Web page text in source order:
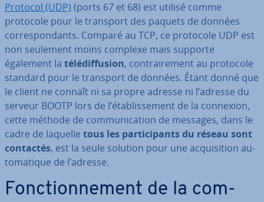
Protocol (UDP) (ports 67 et 68) est utilisé comme
protocole pour le transport des paquets de données
cor­res­pon­dants. Comparé au TCP, ce protocole UDP est
non seulement moins complexe mais supporte
également la té­lé­dif­fu­sion, con­trai­re­ment au protocole
standard pour le transport de données. Étant donné que
le client ne connaît ni sa propre adresse ni l’adresse du
serveur BOOTP lors de l’éta­blis­se­ment de la connexion,
cette méthode de com­mu­ni­ca­tion de messages, dans le
cadre de laquelle tous les par­ti­ci­pants du réseau sont
contactés, est la seule solution pour une ac­qui­si­tion au­
to­ma­tique de l’adresse.
Fonc­tion­ne­ment de la com­